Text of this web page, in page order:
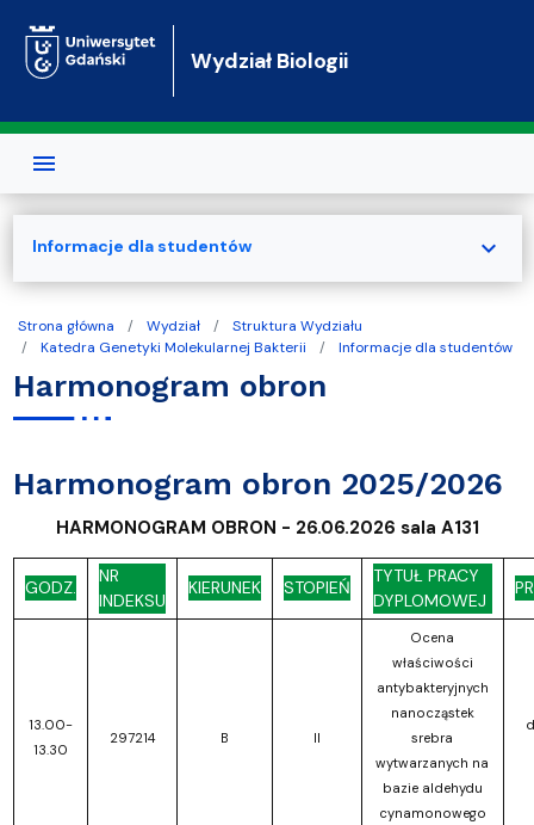
Wydział Biologii
Strona główna Wydział
Struktura Wydziału
Katedra Genetyki Molekularnej Bakterii
Informacje dla studentów
Harmonogram obron
Harmonogram obron 2025/2026
HARMONOGRAM OBRON - 26.06.2026 sala A131
GODZ.
NR
INDEKSU
KIERUNEK STOPIEŃ
TYTUŁ PRACY
DYPLOMOWEJ
13.00-
13.30
297214 B II
Ocena
właściwości
antybakteryjnych
nanocząstek
srebra
wytwarzanych na
bazie aldehydu
cynamonowego
Informacje dla studentów expand_more